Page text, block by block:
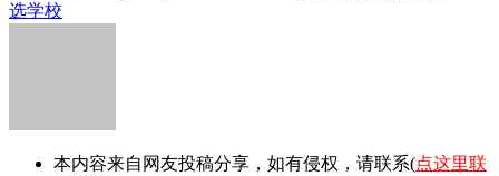
选学校
本内容来自网友投稿分享，如有侵权，请联系(点这里联